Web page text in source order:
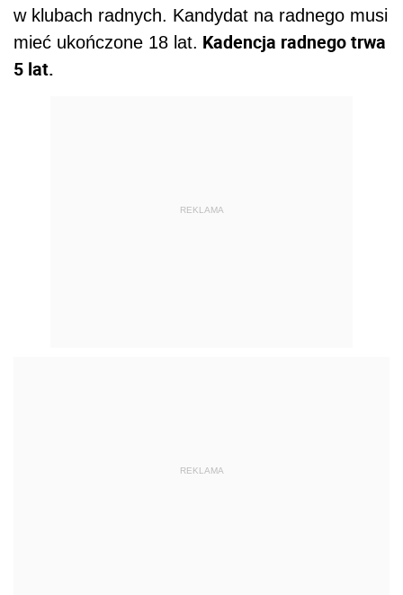
w klubach radnych. Kandydat na radnego musi
mieć ukończone 18 lat. Kadencja radnego trwa
5 lat.
REKLAMA
REKLAMA